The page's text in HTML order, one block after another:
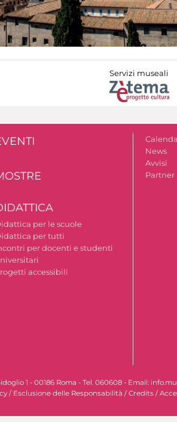
Servizi museali
per le scuole
per tutti
per docenti e studenti
accessibili
News
Avvisi
Partner
1 - 00186 Roma - Tel. 060608 - Email:
/ Esclusione delle Responsabilità /Credits /